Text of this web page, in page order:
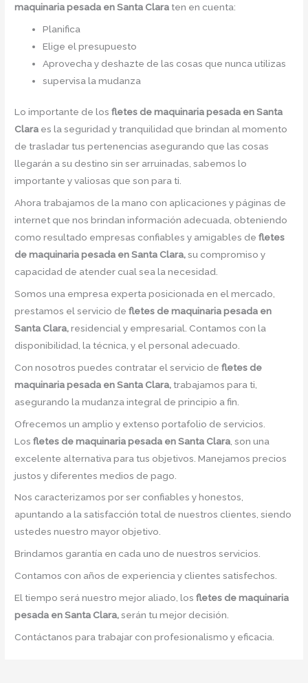
maquinaria pesada en Santa Clara ten en cuenta:
Planifica
Elige el presupuesto
Aprovecha y deshazte de las cosas que nunca utilizas
supervisa la mudanza
Lo importante de losfletes de maquinaria pesada en Santa
Clara es la seguridad y tranquilidad que brindan al momento
de trasladar tus pertenencias asegurando que las cosas
llegarán a su destino sin ser arruinadas, sabemos lo
importante y valiosas que son para ti.
Ahora trabajamos de la mano con aplicaciones y páginas de
internet que nos brindan información adecuada, obteniendo
como resultado empresas confiables y amigables defletes
de maquinaria pesada en Santa Clara,su compromiso y
capacidad de atender cual sea la necesidad.
Somos una empresa experta posicionada en el mercado,
prestamos el servicio defletes de maquinaria pesada en
Santa Clara,residencial y empresarial. Contamos con la
disponibilidad, la técnica, y el personal adecuado.
Con nosotros puedes contratar el servicio defletes de
maquinaria pesada en Santa Clara, trabajamos para ti,
asegurando la mudanza integral de principio a fin.
Ofrecemos un amplio y extenso portafolio de servicios.
Losfletes de maquinaria pesada en Santa Clara , son una
excelente alternativa para tus objetivos. Manejamos precios
justos y diferentes medios de pago.
Nos caracterizamos por ser confiables y honestos,
apuntando a la satisfacción total de nuestros clientes, siendo
ustedes nuestro mayor objetivo.
Brindamos garantía en cada uno de nuestros servicios.
Contamos con años de experiencia y clientes satisfechos.
El tiempo será nuestro mejor aliado, losfletes de maquinaria
pesada en Santa Clara,serán tu mejor decisión.
Contáctanos para trabajar con profesionalismo y eficacia.